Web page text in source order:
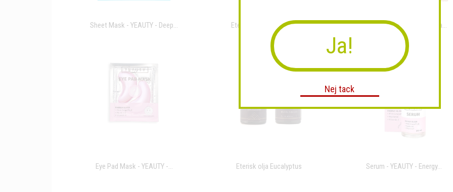
Sheet Mask - YEAUTY - Deep... Eterisk olja Sweet Orange Hot Cube-Bastu med Harvia...
Eye Pad Mask - YEAUTY -... Eterisk olja Eucalyptus Serum - YEAUTY - Energy...
Ja!
Nej tack